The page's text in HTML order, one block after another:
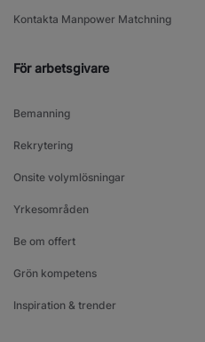
Kontakta Manpower Matchning
För arbetsgivare
Bemanning
Rekrytering
Onsite volymlösningar
Yrkesområden
Be om offert
Grön kompetens
Inspiration & trender